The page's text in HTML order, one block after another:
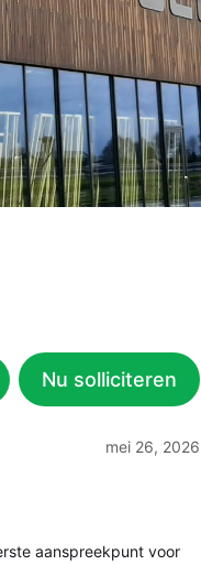
Nu solliciteren
mei 26, 2026
aanspreekpunt voor